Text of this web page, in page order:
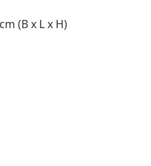
(B x L x H)